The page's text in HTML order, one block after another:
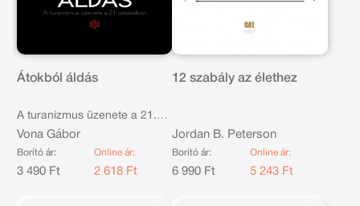
Átokból áldás
A turanizmus üzenete a 21.
században
Vona Gábor
Borító ár:
3 490 Ft
Online ár:
2 618 Ft
12 szabály az élethez
Jordan B. Peterson
Borító ár:
6 990 Ft
Online ár:
5 243 Ft